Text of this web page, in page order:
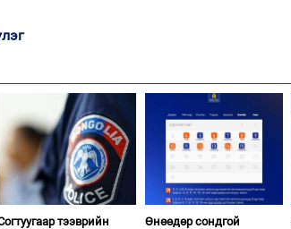
тээврийн
Өнөөдөр сондгой